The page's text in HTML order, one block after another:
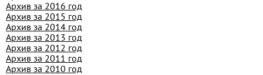
Архив за 2016 год
Архив за 2015 год
Архив за 2014 год
Архив за 2013 год
Архив за 2012 год
Архив за 2011 год
Архив за 2010 год